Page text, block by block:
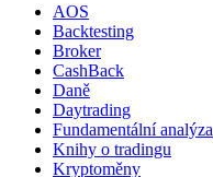
AOS
Backtesting
Broker
CashBack
Daně
Daytrading
Fundamentální analýza
Knihy o tradingu
Kryptoměny